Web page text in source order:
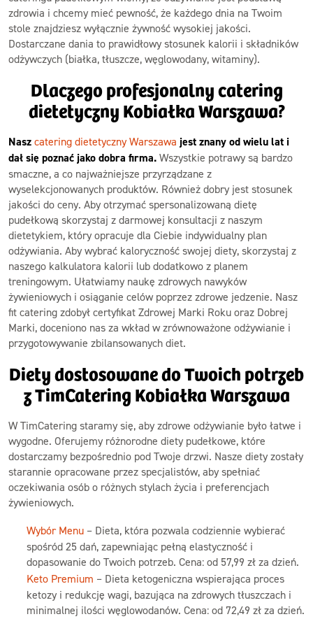
zdrowia i chcemy mieć pewność, że każdego dnia na Twoim
stole znajdziesz wyłącznie żywność wysokiej jakości.
Dostarczane dania to prawidłowy stosunek kalorii i składników
odżywczych (białka, tłuszcze, węglowodany, witaminy).
Dlaczego profesjonalny catering
dietetyczny Kobiałka Warszawa?
Nasz catering dietetyczny Warszawa jest znany od wielu lat i
dał się poznać jako dobra firma. Wszystkie potrawy są bardzo
smaczne, a co najważniejsze przyrządzane z
wyselekcjonowanych produktów. Również dobry jest stosunek
jakości do ceny. Aby otrzymać spersonalizowaną dietę
pudełkową skorzystaj z darmowej konsultacji z naszym
dietetykiem, który opracuje dla Ciebie indywidualny plan
odżywiania. Aby wybrać kaloryczność swojej diety, skorzystaj z
naszego kalkulatora kalorii lub dodatkowo z planem
treningowym. Ułatwiamy naukę zdrowych nawyków
żywieniowych i osiąganie celów poprzez zdrowe jedzenie. Nasz
fit catering zdobył certyfikat Zdrowej Marki Roku oraz Dobrej
Marki, doceniono nas za wkład w zrównoważone odżywianie i
przygotowywanie zbilansowanych diet.
Diety dostosowane do Twoich potrzeb
z TimCatering Kobiałka Warszawa
W TimCatering staramy się, aby zdrowe odżywianie było łatwe i
wygodne. Oferujemy różnorodne diety pudełkowe, które
dostarczamy bezpośrednio pod Twoje drzwi. Nasze diety zostały
starannie opracowane przez specjalistów, aby spełniać
oczekiwania osób o różnych stylach życia i preferencjach
żywieniowych.
Wybór Menu – Dieta, która pozwala codziennie wybierać
spośród 25 dań, zapewniając pełną elastyczność i
dopasowanie do Twoich potrzeb. Cena: od 57,99 zł za dzień.
Keto Premium – Dieta ketogeniczna wspierająca proces
ketozy i redukcję wagi, bazująca na zdrowych tłuszczach i
minimalnej ilości węglowodanów. Cena: od 72,49 zł za dzień.